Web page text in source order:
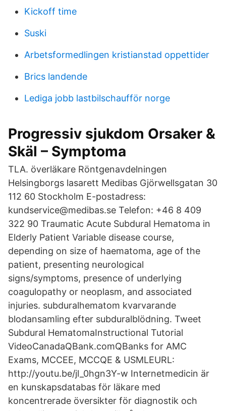
Kickoff time
Suski
Arbetsformedlingen kristianstad oppettider
Brics landende
Lediga jobb lastbilschaufför norge
Progressiv sjukdom Orsaker &
Skäl – Symptoma
TLA. överläkare Röntgenavdelningen
Helsingborgs lasarett Medibas Gjörwellsgatan 30
112 60 Stockholm E-postadress:
kundservice@medibas.se Telefon: +46 8 409
322 90 Traumatic Acute Subdural Hematoma in
Elderly Patient Variable disease course,
depending on size of haematoma, age of the
patient, presenting neurological
signs/symptoms, presence of underlying
coagulopathy or neoplasm, and associated
injuries. subduralhematom kvarvarande
blodansamling efter subduralblödning. Tweet
Subdural HematomaInstructional Tutorial
VideoCanadaQBank.comQBanks for AMC
Exams, MCCEE, MCCQE & USMLEURL:
http://youtu.be/jl_0hgn3Y-w Internetmedicin är
en kunskapsdatabas för läkare med
koncentrerade översikter för diagnostik och